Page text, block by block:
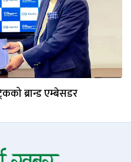
ब्रान्ड एम्बेसडर